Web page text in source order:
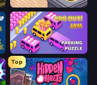
Cat Snack Bar
Car OUT! Jam Parking Puzzle
Top